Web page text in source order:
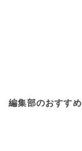
編集部のおすすめ